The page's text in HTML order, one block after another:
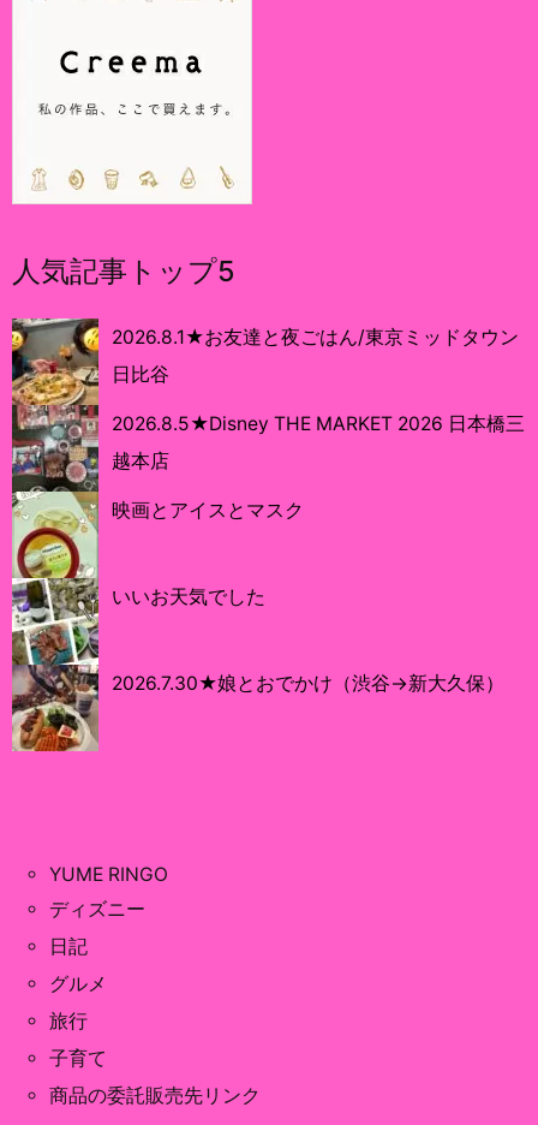
人気記事トップ5
2026.8.1★お友達と夜ごはん/東京ミッドタウン
日比谷
2026.8.5★Disney THE MARKET 2026 日本橋三
越本店
映画とアイスとマスク
いいお天気でした
2026.7.30★娘とおでかけ（渋谷→新大久保）
YUME RINGO
ディズニー
日記
グルメ
旅行
子育て
商品の委託販売先リンク